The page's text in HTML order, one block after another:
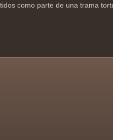
como parte de una trama